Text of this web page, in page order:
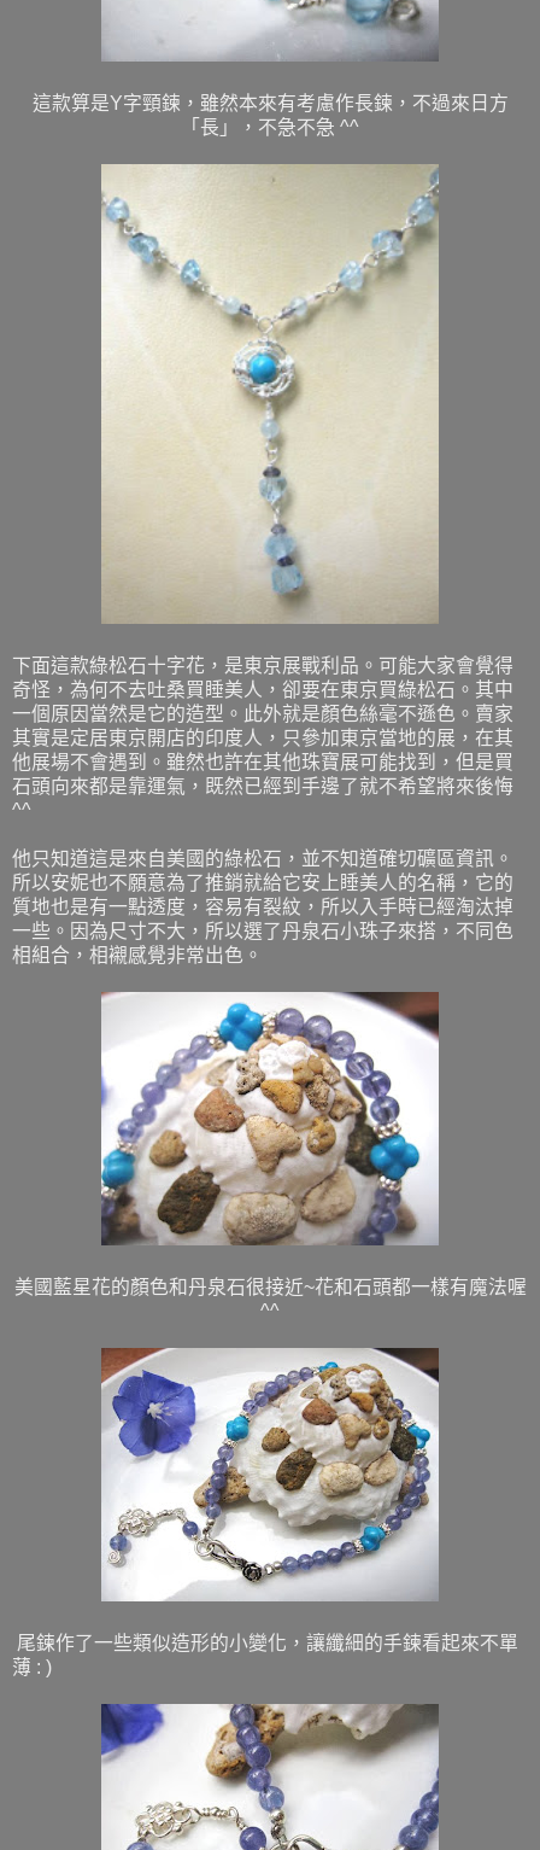
這款算是Y字頸鍊，雖然本來有考慮作長鍊，不過來日方
「長」，不急不急 ^^
下面這款綠松石十字花，是東京展戰利品。可能大家會覺得
奇怪，為何不去吐桑買睡美人，卻要在東京買綠松石。其中
一個原因當然是它的造型。此外就是顏色絲毫不遜色。賣家
其實是定居東京開店的印度人，只參加東京當地的展，在其
他展場不會遇到。雖然也許在其他珠寶展可能找到，但是買
石頭向來都是靠運氣，既然已經到手邊了就不希望將來後悔
^^
他只知道這是來自美國的綠松石，並不知道確切礦區資訊。
所以安妮也不願意為了推銷就給它安上睡美人的名稱，它的
質地也是有一點透度，容易有裂紋，所以入手時已經淘汰掉
一些。因為尺寸不大，所以選了丹泉石小珠子來搭，不同色
相組合，相襯感覺非常出色。
美國藍星花的顏色和丹泉石很接近~花和石頭都一樣有魔法喔
^^
尾鍊作了一些類似造形的小變化，讓纖細的手鍊看起來不單
薄 : )